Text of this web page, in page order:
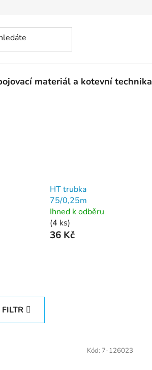
materiál a kotevní technika
HT trubka
75/0,25m
Ihned k odběru
(4 ks)
36 Kč
Kód: 7-126023